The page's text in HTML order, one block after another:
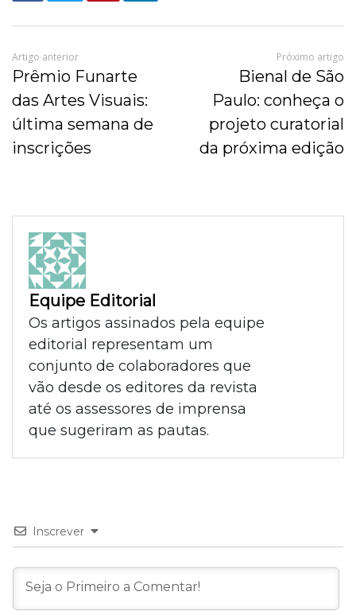
Artigo anterior
Prêmio Funarte
das Artes Visuais:
última semana de
inscrições
Próximo artigo
Bienal de São
Paulo: conheça o
projeto curatorial
da próxima edição
Equipe Editorial
Os artigos assinados pela equipe
editorial representam um
conjunto de colaboradores que
vão desde os editores da revista
até os assessores de imprensa
que sugeriram as pautas.
Inscrever